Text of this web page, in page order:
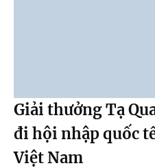
Giải thưởng Tạ
đi hội nhập quốc
Việt Nam